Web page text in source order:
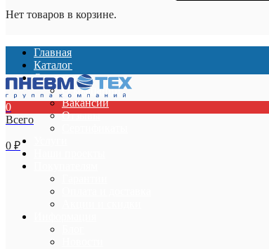
Нет товаров в корзине.
Главная
Каталог
О компании
О компании
Вакансии
Отзывы
0
Всего
0 ₽